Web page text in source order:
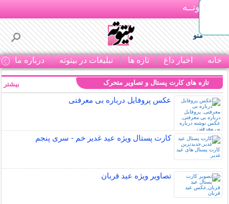
بـیتوتــه
منو
خانه اخبار داغ تازه ها تبلیغات در بیتوته درباره ما
تازه های کارت پستال و تصاویر متحرک
عکس پروفایل درباره بی معرفتی
کارت پستال ویژه عید غدیر خم - سری پنجم
تصاویر ویژه عید قربان
بیشتر